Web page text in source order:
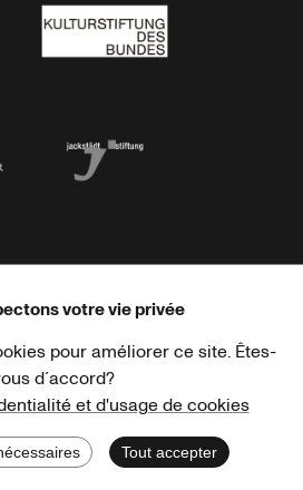
Goethe-Institut
votre vie privée
pour améliorer ce site. Êtes-
d´accord?
et d'usage de cookies
Tout accepter